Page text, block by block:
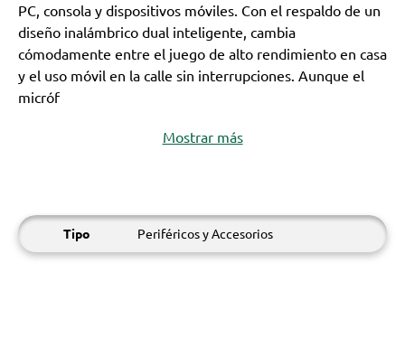
PC, consola y dispositivos móviles. Con el respaldo de un
diseño inalámbrico dual inteligente, cambia
cómodamente entre el juego de alto rendimiento en casa
y el uso móvil en la calle sin interrupciones. Aunque el
micróf
Mostrar más
Tipo Periféricos y Accesorios